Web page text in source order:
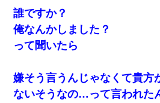
書店「息子さんが万引きしました」私
し…)うちの子ではないので迎えに行き
た人物の正体が判明するも・・・
養子縁組してアメリカに子供を連れ帰
亡くなってしまい…
誰ですか？
俺なんかしました？
って聞いたら
嫌そう言うんじゃなくて貴方
ないそうなの…って言われた